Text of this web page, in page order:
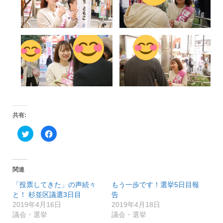
共有:
ク
リ
i
t
t
e
r
で
共
F
a
で
共
有
す
る
に
関連
「投票してきた」の声続々
と！ 杉並区議選3日目
2019年4月16日
議会・選挙
もう一歩です！選挙5日目報
告
2019年4月18日
議会・選挙